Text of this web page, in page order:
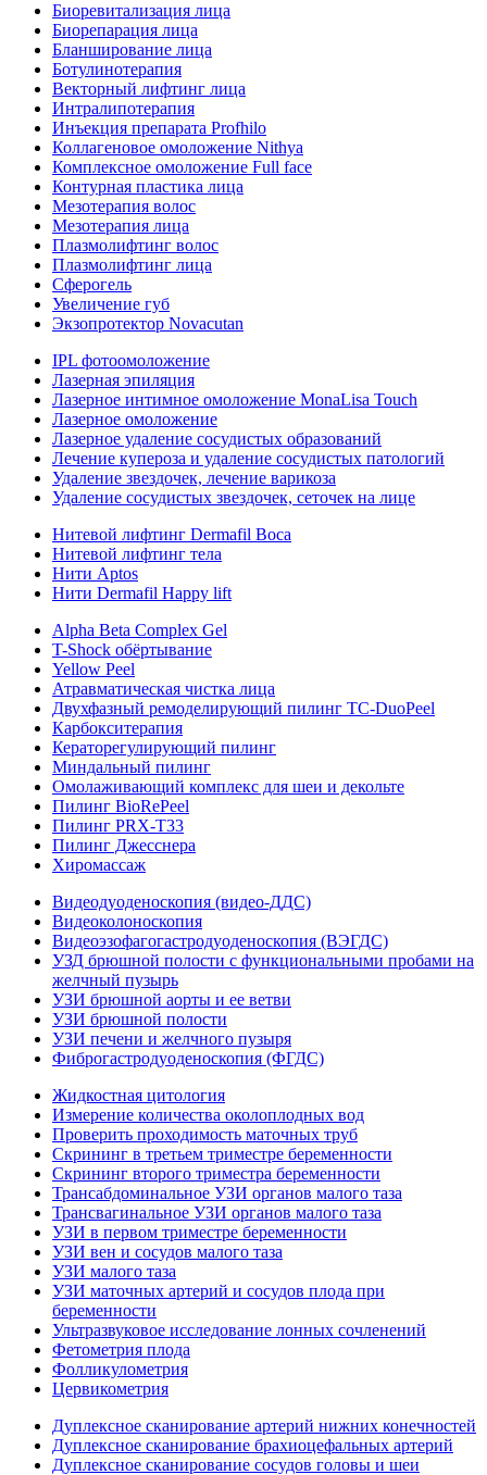
Биоревитализация лица
Биорепарация лица
Бланширование лица
Ботулинотерапия
Векторный лифтинг лица
Интралипотерапия
Инъекция препарата Profhilo
Коллагеновое омоложение Nithya
Комплексное омоложение Full face
Контурная пластика лица
Мезотерапия волос
Мезотерапия лица
Плазмолифтинг волос
Плазмолифтинг лица
Сферогель
Увеличение губ
Экзопротектор Novacutan
IPL фотоомоложение
Лазерная эпиляция
Лазерное интимное омоложение MonaLisa Touch
Лазерное омоложение
Лазерное удаление сосудистых образований
Лечение купероза и удаление сосудистых патологий
Удаление звездочек, лечение варикоза
Удаление сосудистых звездочек, сеточек на лице
Нитевой лифтинг Dermafil Boca
Нитевой лифтинг тела
Нити Aptos
Нити Dermafil Happy lift
Alpha Beta Complex Gel
T-Shock обёртывание
Yellow Peel
Атравматическая чистка лица
Двухфазный ремоделирующий пилинг TC-DuoPeel
Карбокситерапия
Кераторегулирующий пилинг
Миндальный пилинг
Омолаживающий комплекс для шеи и декольте
Пилинг BioRePeel
Пилинг PRX-T33
Пилинг Джесснера
Хиромассаж
Видеодуоденоскопия (видео-ДДС)
Видеоколоноскопия
Видеоэзофагогастродуоденоскопия (ВЭГДС)
УЗД брюшной полости с функциональными пробами на
желчный пузырь
УЗИ брюшной аорты и ее ветви
УЗИ брюшной полости
УЗИ печени и желчного пузыря
Фиброгастродуоденоскопия (ФГДС)
Жидкостная цитология
Измерение количества околоплодных вод
Проверить проходимость маточных труб
Скрининг в третьем триместре беременности
Скрининг второго триместра беременности
Трансабдоминальное УЗИ органов малого таза
Трансвагинальное УЗИ органов малого таза
УЗИ в первом триместре беременности
УЗИ вен и сосудов малого таза
УЗИ малого таза
УЗИ маточных артерий и сосудов плода при
беременности
Ультразвуковое исследование лонных сочленений
Фетометрия плода
Фолликулометрия
Цервикометрия
Дуплексное сканирование артерий нижних конечностей
Дуплексное сканирование брахиоцефальных артерий
Дуплексное сканирование сосудов головы и шеи